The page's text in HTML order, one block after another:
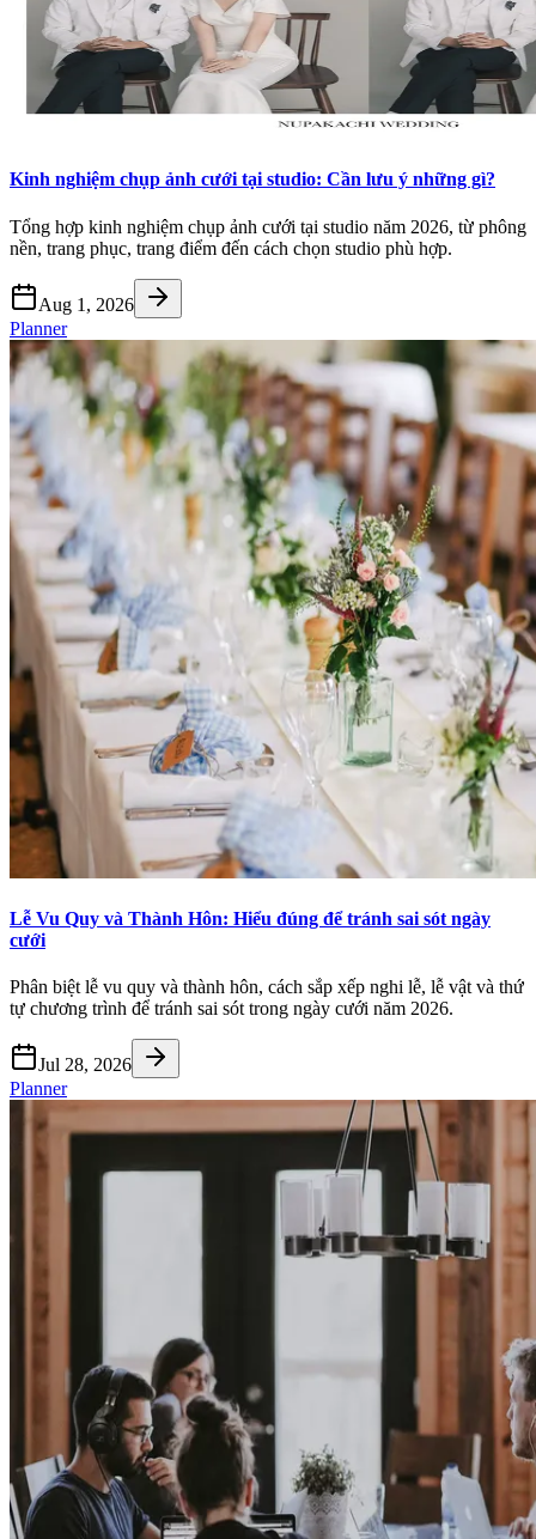
Kinh nghiệm chụp ảnh cưới tại studio: Cần lưu ý những gì?
Tổng hợp kinh nghiệm chụp ảnh cưới tại studio năm 2026, từ phông
nền, trang phục, trang điểm đến cách chọn studio phù hợp.
Aug 1, 2026
Planner
Lễ Vu Quy và Thành Hôn: Hiểu đúng để tránh sai sót ngày
cưới
Phân biệt lễ vu quy và thành hôn, cách sắp xếp nghi lễ, lễ vật và thứ
tự chương trình để tránh sai sót trong ngày cưới năm 2026.
Jul 28, 2026
Planner